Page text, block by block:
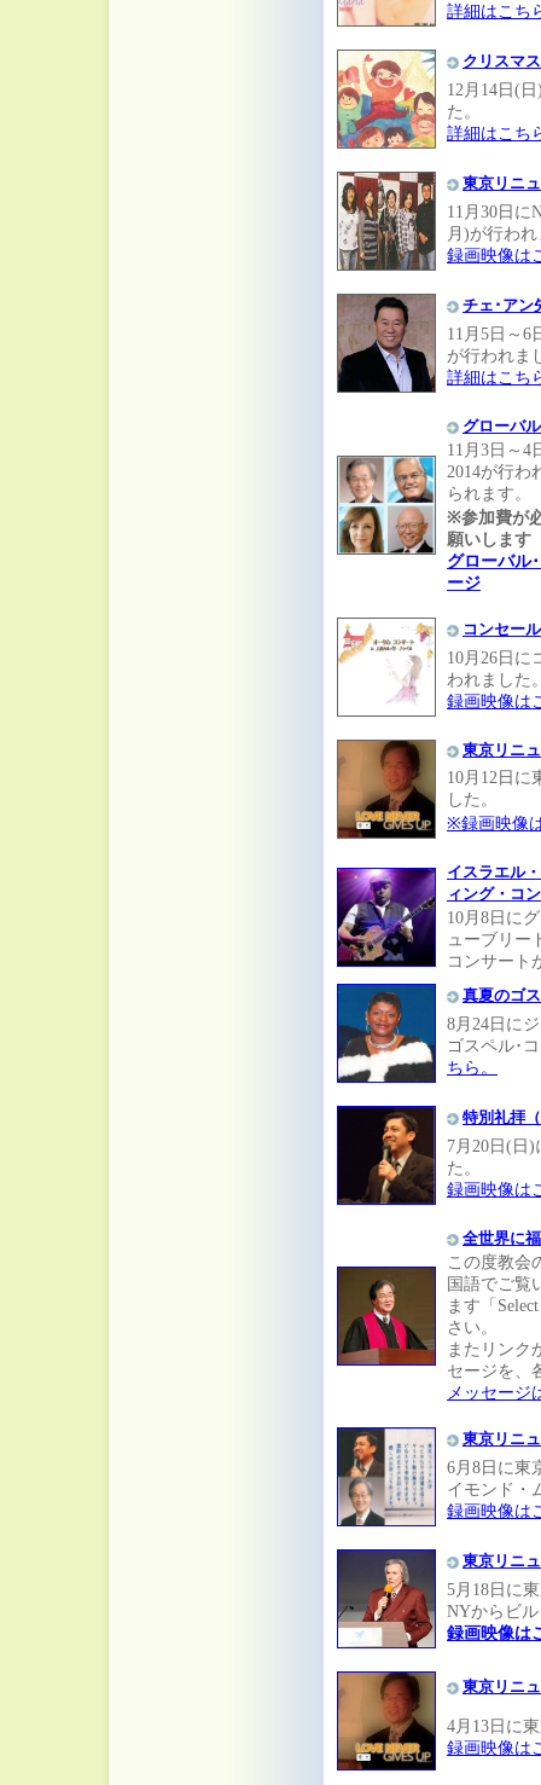
詳細はこち
クリスマ
12月14日(
た。
詳細はこち
東京リニ
11月30日に
月)が行わ
録画映像は
チェ･アン
11月5日～6
が行われま
詳細はこち
グローバ
11月3日～4
2014が行わ
られます。
※参加費が
願いします
グローバル
ージ
コンセー
10月26日に
われました
録画映像は
東京リニ
10月12日に
した。
※録画映像
イスラエル
ィング・コ
10月8日に
ューブリー
コンサート
真夏のゴ
8月24日に
ゴスペル･
ちら。
特別礼拝
7月20日(日
た。
録画映像は
全世界に
この度教会
国語でご覧
ます「
さい。
またリンク
セージを、
メッセージ
東京リニ
6月8日に東
イモンド・
録画映像は
東京リニ
5月18日に
NYからビ
録画映像は
東京リニ
4月13日に
録画映像は